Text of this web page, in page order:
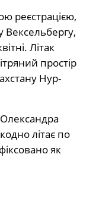
реєстрацією,
Вексельбергу,
Літак
простір
Нур-
Олександра
літає по
як